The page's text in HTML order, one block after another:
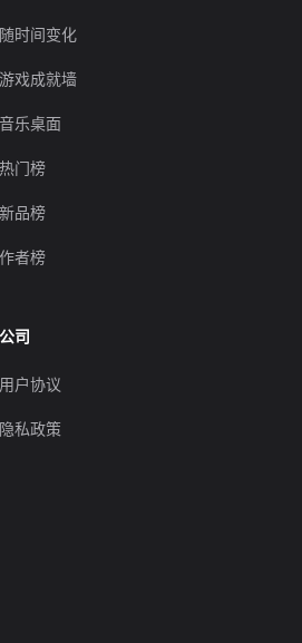
随时间变化
游戏成就墙
音乐桌面
热门榜
新品榜
作者榜
公司
用户协议
隐私政策